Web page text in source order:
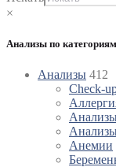
×
Анализы по категориям
Анализы 412
Check-
Анемии